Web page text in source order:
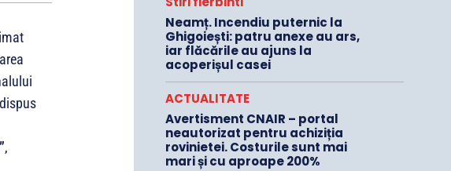
,
Neamț. Incendiu puternic la
Ghigoiești: patru anexe au ars,
iar flăcările au ajuns la
acoperișul casei
ACTUALITATE
Avertisment CNAIR – portal
neautorizat pentru achiziția
rovinietei. Costurile sunt mai
mari și cu aproape 200%